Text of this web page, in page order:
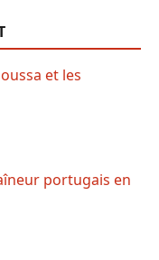
et les
portugais en